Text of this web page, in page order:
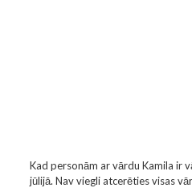
Kad personām ar vārdu Kamila ir
jūlijā. Nav viegli atcerēties visas